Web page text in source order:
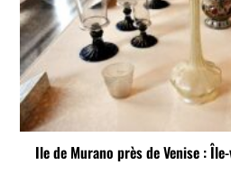
Ile de Murano près de Venise :